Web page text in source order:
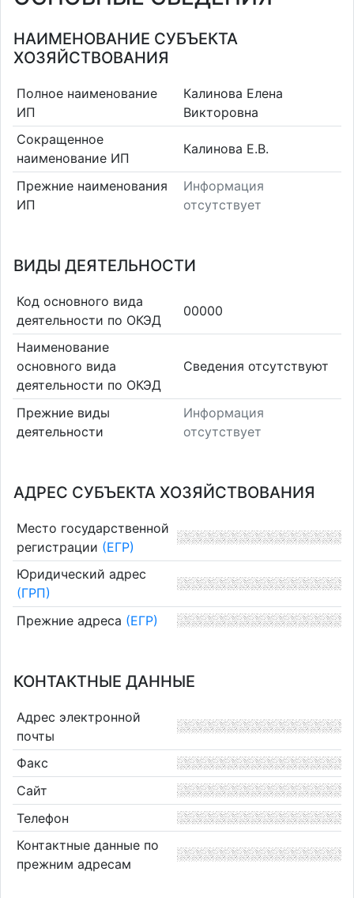
НАИМЕНОВАНИЕ СУБЪЕКТА
ХОЗЯЙСТВОВАНИЯ
Полное наименование
ИП
Калинова Елена
Викторовна
Сокращенное
наименование ИП
Калинова Е.В.
Прежние наименования
ИП
Информация
отсутствует
ВИДЫ ДЕЯТЕЛЬНОСТИ
Код основного вида
деятельности по ОКЭД
00000
Наименование
основного вида
деятельности по ОКЭД
Cведения отсутствуют
Прежние виды
деятельности
Информация
отсутствует
АДРЕС СУБЪЕКТА ХОЗЯЙСТВОВАНИЯ
Место государственной
регистрации (ЕГР)
Юридический адрес
(ГРП)
Прежние адреса (ЕГР)
КОНТАКТНЫЕ ДАННЫЕ
Адрес электронной
почты
Факс
Сайт
Телефон
Контактные данные по
прежним адресам